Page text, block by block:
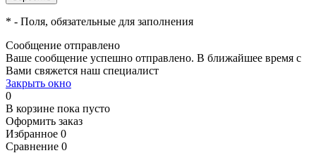
* - Поля, обязательные для заполнения
Сообщение отправлено
Ваше сообщение успешно отправлено. В ближайшее время с
Вами свяжется наш специалист
Закрыть окно
0
В корзине пока пусто
Оформить заказ
Избранное 0
Сравнение 0